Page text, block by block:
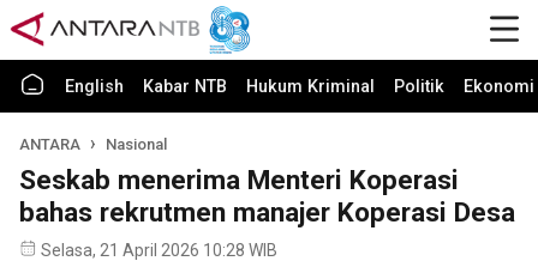
English Kabar NTB Hukum Kriminal Politik
ANTARA Nasional
Seskab menerima Menteri Koperasi
bahas rekrutmen manajer Koperasi Desa
Selasa, 21 April 2026 10:28 WIB